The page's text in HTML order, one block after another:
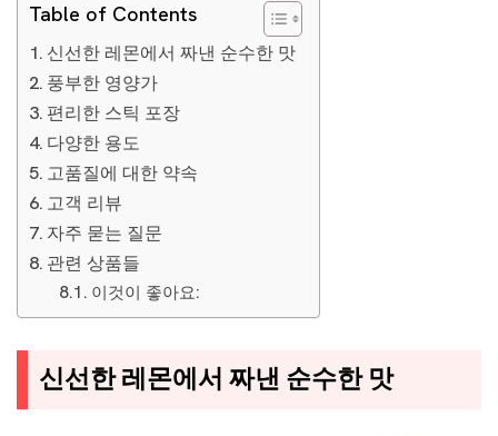
Table of Contents
신선한 레몬에서 짜낸 순수한 맛
풍부한 영양가
편리한 스틱 포장
다양한 용도
고품질에 대한 약속
고객 리뷰
자주 묻는 질문
관련 상품들
이것이 좋아요:
신선한 레몬에서 짜낸 순수한 맛